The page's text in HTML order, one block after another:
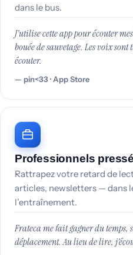
dans le bus.
J’utilise cette app pour écouter
bouée de sauvetage. Les voix
écouter.
pin<33 · App Store
Professionnels
Rattrapez votre retard de
articles, newsletters — dans
l’entraînement.
Frateca me fait gagner du temps,
déplacement. Au lieu de lire,